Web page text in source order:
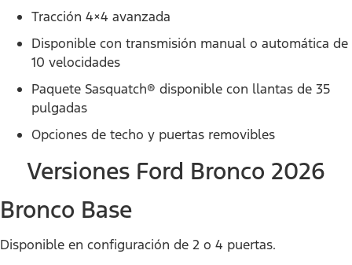
Tracción 4×4 avanzada
Disponible con transmisión manual o automática de
10 velocidades
Paquete Sasquatch® disponible con llantas de 35
pulgadas
Opciones de techo y puertas removibles
Versiones Ford Bronco 2026
Bronco Base
Disponible en configuración de 2 o 4 puertas.